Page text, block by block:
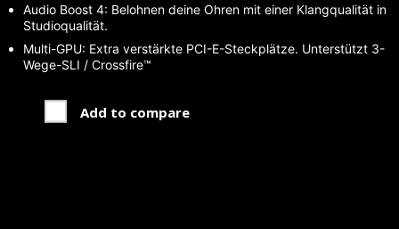
Audio Boost 4: Belohnen deine Ohren mit einer Klangqualität in
Studioqualität.
Multi-GPU: Extra verstärkte PCI-E-Steckplätze. Unterstützt 3-
Wege-SLI / Crossfire™
Add to compare